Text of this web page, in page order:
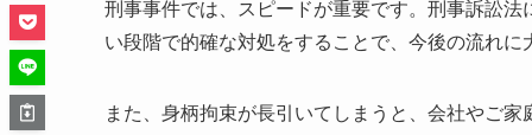
刑事事件では、スピードが重要です。刑事訴訟
い段階で的確な対処をすることで、今後の流れに
また、身柄拘束が長引いてしまうと、会社やご